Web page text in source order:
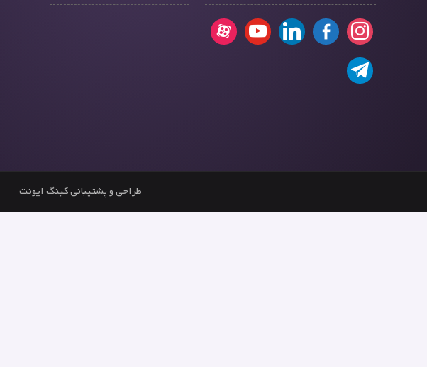
طراحی و پشتیبانی کینگ ایونت